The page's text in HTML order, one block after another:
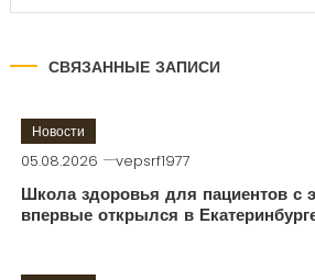
СВЯЗАННЫЕ ЗАПИСИ
Новости
05.08.2026 vepsrf1977
Школа здоровья для пациентов с
впервые открылся в